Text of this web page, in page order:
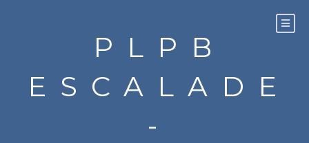
PLPB
ESCALADE
-